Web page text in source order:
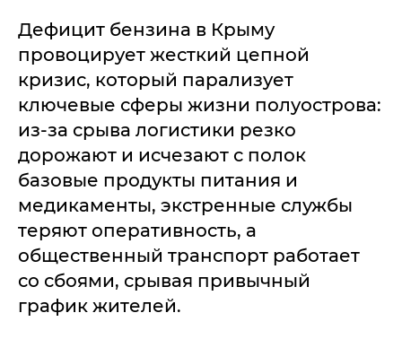
Дефицит бензина в Крыму
провоцирует жесткий цепной
кризис, который парализует
ключевые сферы жизни полуострова:
из-за срыва логистики резко
дорожают и исчезают с полок
базовые продукты питания и
медикаменты, экстренные службы
теряют оперативность, а
общественный транспорт работает
со сбоями, срывая привычный
график жителей.